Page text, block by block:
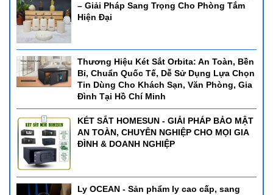
– Giải Pháp Sang Trọng Cho Phòng Tắm
Hiện Đại
Thương Hiệu Két Sắt Orbita: An Toàn, Bền
Bỉ, Chuẩn Quốc Tế, Dễ Sử Dụng Lựa Chọn
Tin Dùng Cho Khách Sạn, Văn Phòng, Gia
Đình Tại Hồ Chí Minh
KÉT SẮT HOMESUN - GIẢI PHÁP BẢO MẬT
AN TOÀN, CHUYÊN NGHIỆP CHO MỌI GIA
ĐÌNH & DOANH NGHIỆP
Ly OCEAN - Sản phẩm ly cao cấp, sang